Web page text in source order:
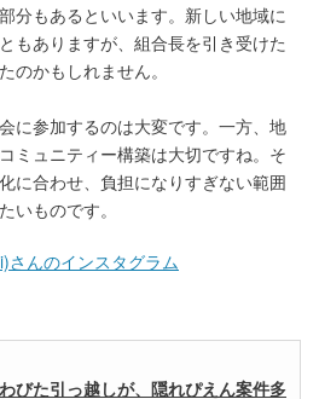
分もあるといいます。新しい地域に
もありますが、組合長を引き受けた
のかもしれません。
に参加するのは大変です。一方、地
ミュニティー構築は大切ですね。そ
に合わせ、負担になりすぎない範囲
いものです。
んのインスタグラム
びた引っ越しが、隠れぴえん案件多